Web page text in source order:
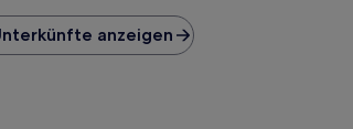
anzeigen